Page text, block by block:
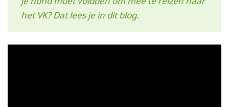
het VK? Dat lees je in dit blog.